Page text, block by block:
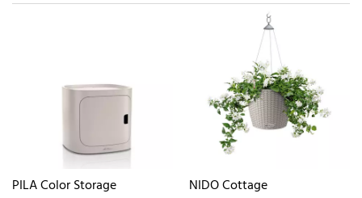
PILA Color Storage NIDO Cottage